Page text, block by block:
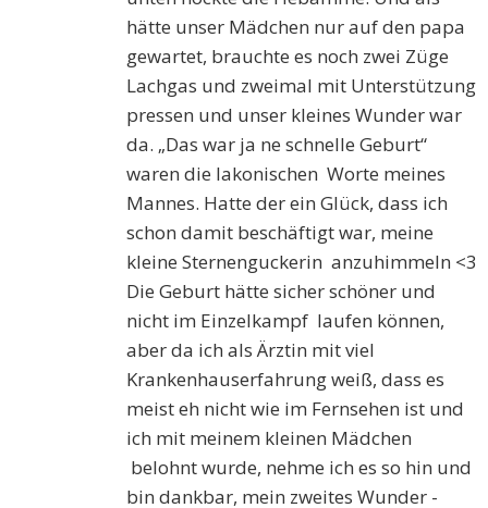
hätte unser Mädchen nur auf den papa
gewartet, brauchte es noch zwei Züge
Lachgas und zweimal mit Unterstützung
pressen und unser kleines Wunder war
da. „Das war ja ne schnelle Geburt“
waren die lakonischen Worte meines
Mannes. Hatte der ein Glück, dass ich
schon damit beschäftigt war, meine
kleine Sternenguckerin anzuhimmeln <3
Die Geburt hätte sicher schöner und
nicht im Einzelkampf laufen können,
aber da ich als Ärztin mit viel
Krankenhauserfahrung weiß, dass es
meist eh nicht wie im Fernsehen ist und
ich mit meinem kleinen Mädchen
belohnt wurde, nehme ich es so hin und
bin dankbar, mein zweites Wunder -